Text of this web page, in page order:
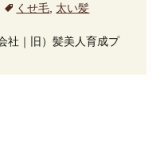
くせ毛 太い髪
社｜旧）髪美人育成プ